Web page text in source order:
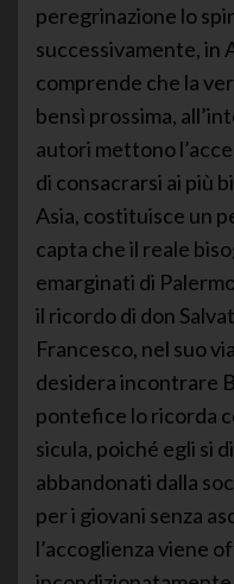
peregrinazione lo
successivamente, in
comprende che la
bensì prossima,
autori mettono
di consacrarsi ai più
Asia, costituisce un
capta che il reale
emarginati di
il ricordo di don
Francesco, nel suo
desidera incontrare
pontefice lo ricorda
sicula, poiché egli si
abbandonati dalla
per i giovani senza
l’accoglienza viene